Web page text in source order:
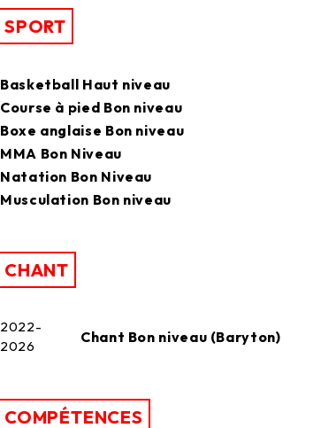
SPORT
Basketball Haut niveau
Course à pied Bon niveau
Boxe anglaise Bon niveau
MMA Bon Niveau
Natation Bon Niveau
Musculation Bon niveau
CHANT
2022-
2026
Chant Bon niveau (Baryton)
COMPÉTENCES